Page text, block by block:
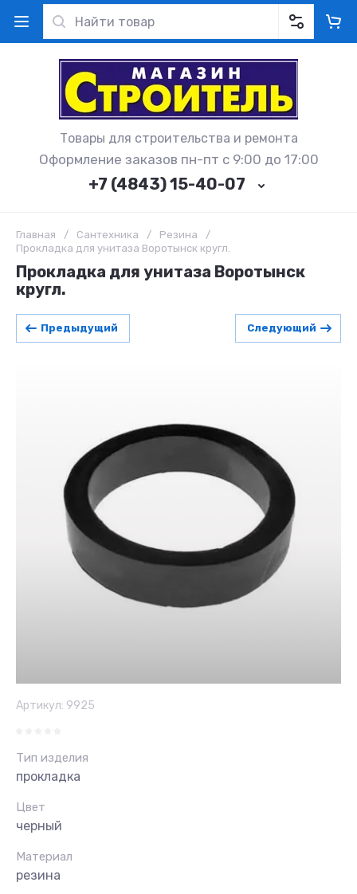
Товары для строительства и ремонта
Оформление заказов пн-пт с 9:00 до 17:00
+7 (4843) 15-40-07
Главная / Сантехника / Резина
/
Прокладка для унитаза Воротынск кругл.
Прокладка для унитаза Воротынск
кругл.
Предыдущий Следующий
Артикул: 9925
Тип изделия
прокладка
Цвет
черный
Материал
резина